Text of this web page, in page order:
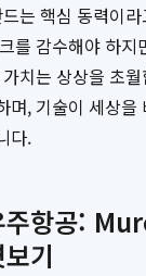
는 핵심 동력이
를 감수해야 하지
치는 상상을 초
며, 기술이 세상을
다.
주항공:
기